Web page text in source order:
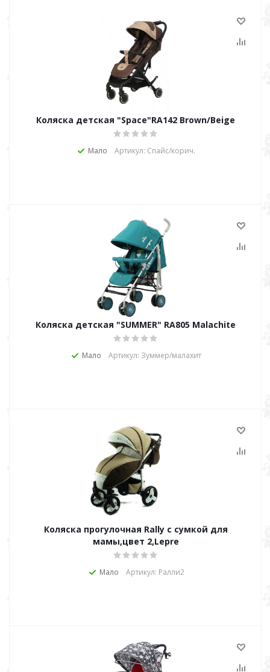
Коляска детская "Space"RA142 Brown/Beige
Мало Артикул: Спайс/корич.
Коляска детская "SUMMER" RA805 Malachite
Мало Артикул: Зуммер/малахит
Коляска прогулочная Rally с сумкой для
мамы,цвет 2,Lepre
Мало Артикул: Ралли2